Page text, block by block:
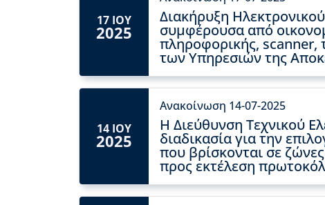
17 ΙΟΥ
2025
Διακήρυξη
συμφέρουσα από
πληροφορικής,
των Υπηρεσιών της
14 ΙΟΥ
2025
Ανακοίνωση 14-07-2025
Η Διεύθυνση Τεχνικού
διαδικασία για την
που βρίσκονται σε
προς εκτέλεση